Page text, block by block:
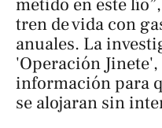
metido en este
tren de vida con
anuales. La
'Operación Jinete',
información para
se alojaran sin